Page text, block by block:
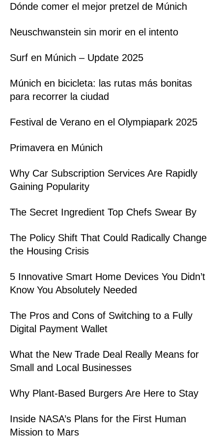
Dónde comer el mejor pretzel de Múnich
Neuschwanstein sin morir en el intento
Surf en Múnich – Update 2025
Múnich en bicicleta: las rutas más bonitas
para recorrer la ciudad
Festival de Verano en el Olympiapark 2025
Primavera en Múnich
Why Car Subscription Services Are Rapidly
Gaining Popularity
The Secret Ingredient Top Chefs Swear By
The Policy Shift That Could Radically Change
the Housing Crisis
5 Innovative Smart Home Devices You Didn’t
Know You Absolutely Needed
The Pros and Cons of Switching to a Fully
Digital Payment Wallet
What the New Trade Deal Really Means for
Small and Local Businesses
Why Plant-Based Burgers Are Here to Stay
Inside NASA’s Plans for the First Human
Mission to Mars